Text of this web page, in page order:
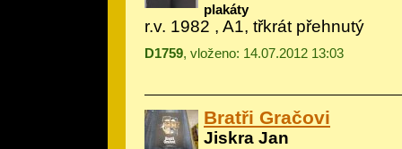
plakáty
r.v. 1982 , A1, třkrát přehnutý
D1759, vloženo: 14.07.2012 13:03
Bratři Gračovi
Jiskra Jan